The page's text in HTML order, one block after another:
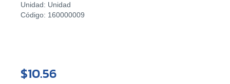
Unidad: Unidad
Código: 160000009
$10.56